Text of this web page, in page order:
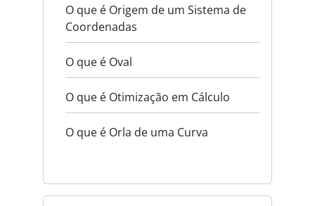
O que é Origem de um Sistema de
Coordenadas
O que é Oval
O que é Otimização em Cálculo
O que é Orla de uma Curva